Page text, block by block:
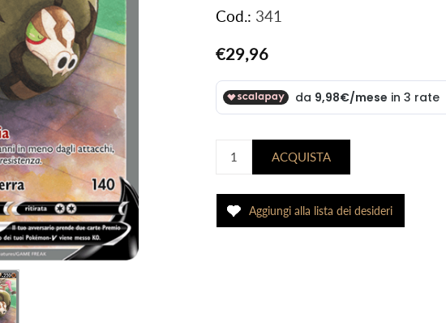
Cod.: 341
€29,96